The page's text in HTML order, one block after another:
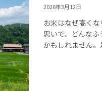
2026年3月12日
お米はなぜ高く
思いで、どんな
かもしれません